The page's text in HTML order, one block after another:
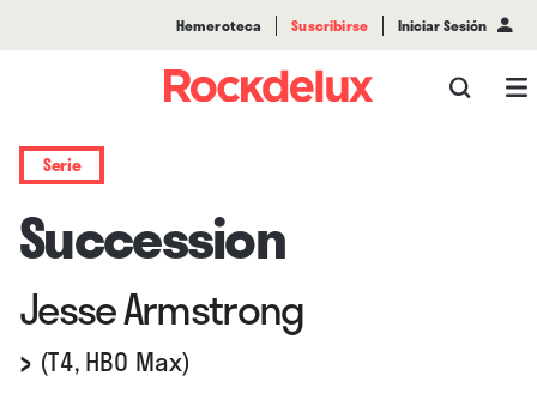
Hemeroteca Suscribirse Iniciar Sesión
Serie
Succession
Jesse Armstrong
› (T4, HBO Max)